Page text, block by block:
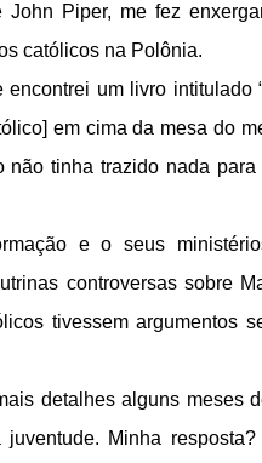
John Piper, me fez
católicos na Polônia.
um livro intitulado
em cima da mesa do
tinha trazido nada
e o seus
controversas sobre
tivessem argumentos
detalhes alguns meses
Minha